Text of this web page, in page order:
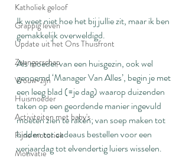
Katholiek geloof
Grappig leven
Update uit het Ons Thuisfront
Zwangerschap
Vrouw-zijn
Huismoeder
Activiteiten met baby's
Fijne motoriek
Motivatie
Ik weet niet hoe het bij jullie zit, maar ik ben
gemakkelijk overweldigd.
Als moeder van een huisgezin, ook wel
genoemd ‘Manager Van Alles’, begin je met
een leeg blad (=je dag) waarop duizenden
taken op een geordende manier ingevuld
moeten zien te raken; van soep maken tot
bidden tot cadeaus bestellen voor een
verjaardag tot elvendertig luiers wisselen.